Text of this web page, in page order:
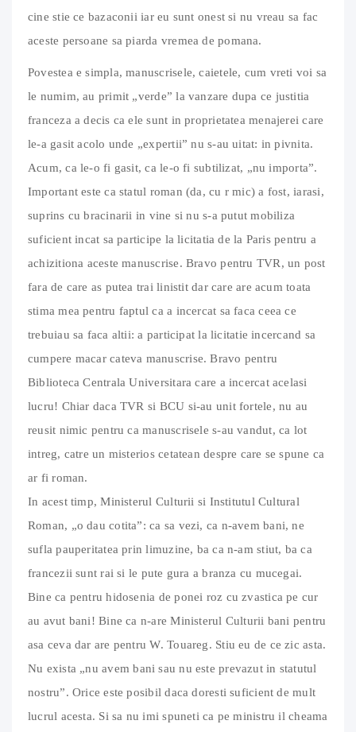
cine stie ce bazaconii iar eu sunt onest si nu vreau sa fac
aceste persoane sa piarda vremea de pomana.
Povestea e simpla, manuscrisele, caietele, cum vreti voi sa
le numim, au primit „verde” la vanzare dupa ce justitia
franceza a decis ca ele sunt in proprietatea menajerei care
le-a gasit acolo unde „expertii” nu s-au uitat: in pivnita.
Acum, ca le-o fi gasit, ca le-o fi subtilizat, „nu importa”.
Important este ca statul roman (da, cu r mic) a fost, iarasi,
suprins cu bracinarii in vine si nu s-a putut mobiliza
suficient incat sa participe la licitatia de la Paris pentru a
achizitiona aceste manuscrise. Bravo pentru TVR, un post
fara de care as putea trai linistit dar care are acum toata
stima mea pentru faptul ca a incercat sa faca ceea ce
trebuiau sa faca altii: a participat la licitatie incercand sa
cumpere macar cateva manuscrise. Bravo pentru
Biblioteca Centrala Universitara care a incercat acelasi
lucru! Chiar daca TVR si BCU si-au unit fortele, nu au
reusit nimic pentru ca manuscrisele s-au vandut, ca lot
intreg, catre un misterios cetatean despre care se spune ca
ar fi roman.
In acest timp, Ministerul Culturii si Institutul Cultural
Roman, „o dau cotita”: ca sa vezi, ca n-avem bani, ne
sufla pauperitatea prin limuzine, ba ca n-am stiut, ba ca
francezii sunt rai si le pute gura a branza cu mucegai.
Bine ca pentru hidosenia de ponei roz cu zvastica pe cur
au avut bani! Bine ca n-are Ministerul Culturii bani pentru
asa ceva dar are pentru W. Touareg. Stiu eu de ce zic asta.
Nu exista „nu avem bani sau nu este prevazut in statutul
nostru”. Orice este posibil daca doresti suficient de mult
lucrul acesta. Si sa nu imi spuneti ca pe ministru il cheama